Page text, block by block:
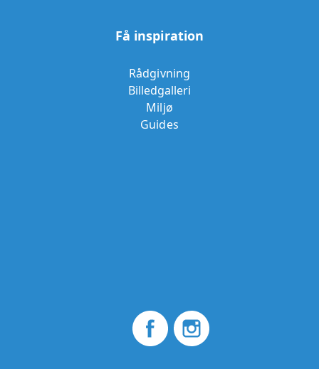
Få inspiration
Rådgivning
Billedgalleri
Miljø
Guides